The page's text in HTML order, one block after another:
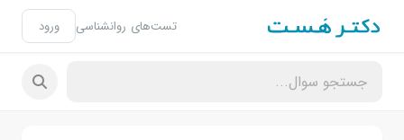
تست‌های روانشناسی ورود